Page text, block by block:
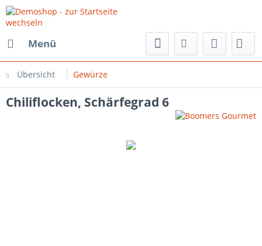
Menü
Übersicht Gewürze
Chiliflocken, Schärfegrad 6